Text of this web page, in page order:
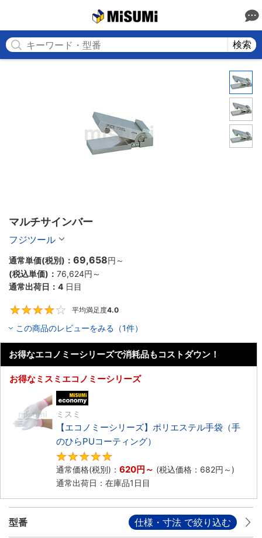
検索
マルチサインバー
フジツール
通常単価(税別)： 69,658円 ～
(税込単価)： 76,624円 ～
通常出荷日： 4 日目
平均満足度4.0
この商品のレビューをみる（1件）
お得なエコノミーシリーズで消耗品もコストダウン！
お得なミスミエコノミーシリーズ
ミスミ
【エコノミーシリーズ】ポリエステル手袋（手
のひらPUコーティング）
通常価格(税別)： 620円 ～ (税込価格： 682円 ～)
通常出荷日：在庫品1日目
型番 仕様・寸法 で絞り込む